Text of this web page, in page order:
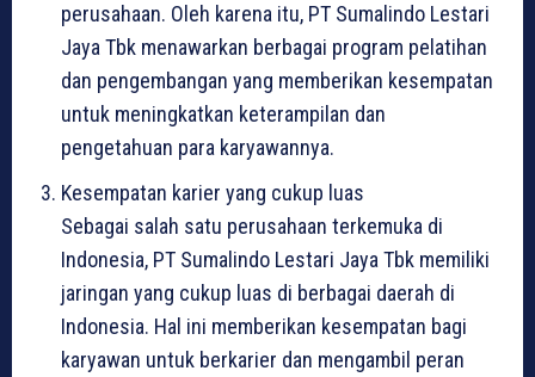
perusahaan. Oleh karena itu, PT Sumalindo Lestari
Jaya Tbk menawarkan berbagai program pelatihan
dan pengembangan yang memberikan kesempatan
untuk meningkatkan keterampilan dan
pengetahuan para karyawannya.
Kesempatan karier yang cukup luas
Sebagai salah satu perusahaan terkemuka di
Indonesia, PT Sumalindo Lestari Jaya Tbk memiliki
jaringan yang cukup luas di berbagai daerah di
Indonesia. Hal ini memberikan kesempatan bagi
karyawan untuk berkarier dan mengambil peran